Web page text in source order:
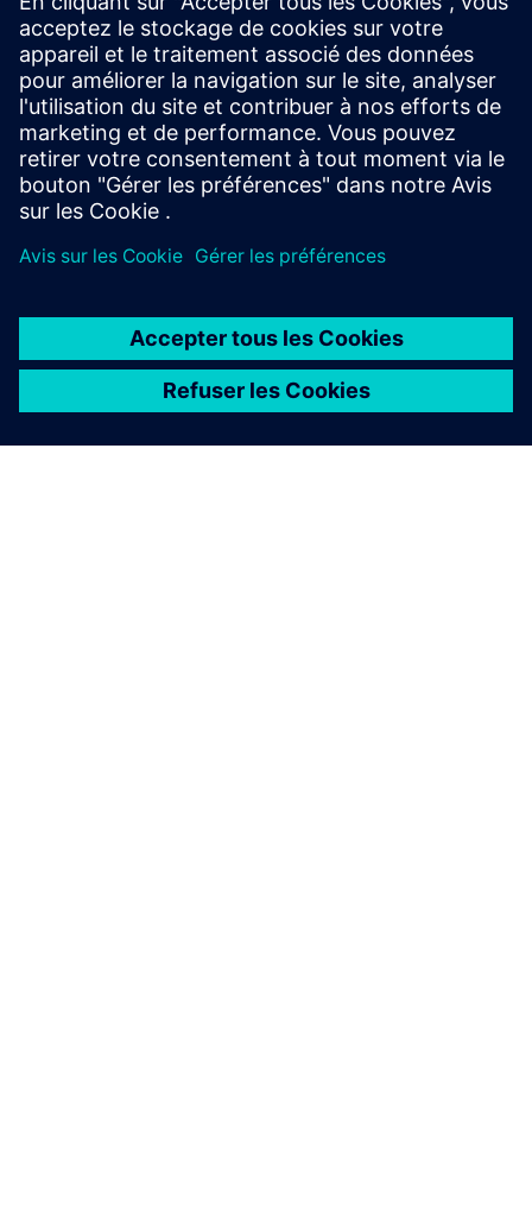
Les modules complémentaires de NX X
Manufacturing, fournis via notre modèle de licence
basé sur la valeur, constituent un moyen évolutif et
rentable d'étendre vos capacités de fabrication.